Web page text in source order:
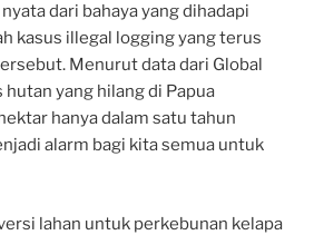
dari bahaya yang dihadapi
kasus illegal logging yang terus
Menurut data dari Global
hutan yang hilang di Papua
hanya dalam satu tahun
alarm bagi kita semua untuk
lahan untuk perkebunan kelapa